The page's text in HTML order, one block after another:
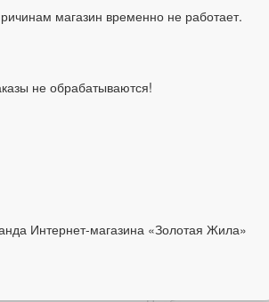
Материал
Ширина, см
Направление
магазин временно не работает.
не обрабатываются!
Интернет-магазина «Золотая Жила»